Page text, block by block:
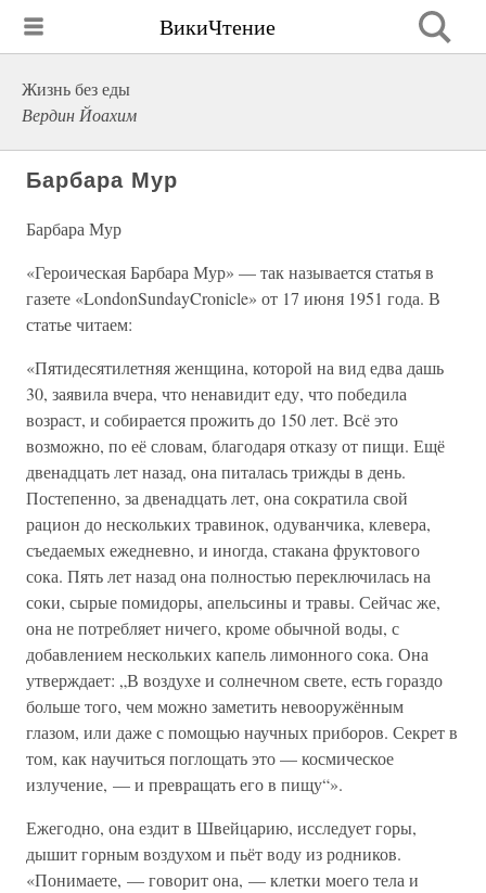
ВикиЧтение
Жизнь без еды
Вердин Йоахим
Барбара Мур
Барбара Мур
«Героическая Барбара Мур» — так называется статья в
газете «LondonSundayCronicle» от 17 июня 1951 года. В
статье читаем:
«Пятидесятилетняя женщина, которой на вид едва дашь
30, заявила вчера, что ненавидит еду, что победила
возраст, и собирается прожить до 150 лет. Всё это
возможно, по её словам, благодаря отказу от пищи. Ещё
двенадцать лет назад, она питалась трижды в день.
Постепенно, за двенадцать лет, она сократила свой
рацион до нескольких травинок, одуванчика, клевера,
съедаемых ежедневно, и иногда, стакана фруктового
сока. Пять лет назад она полностью переключилась на
соки, сырые помидоры, апельсины и травы. Сейчас же,
она не потребляет ничего, кроме обычной воды, с
добавлением нескольких капель лимонного сока. Она
утверждает: „В воздухе и солнечном свете, есть гораздо
больше того, чем можно заметить невооружённым
глазом, или даже с помощью научных приборов. Секрет в
том, как научиться поглощать это — космическое
излучение, — и превращать его в пищу“».
Ежегодно, она ездит в Швейцарию, исследует горы,
дышит горным воздухом и пьёт воду из родников.
«Понимаете, — говорит она, — клетки моего тела и